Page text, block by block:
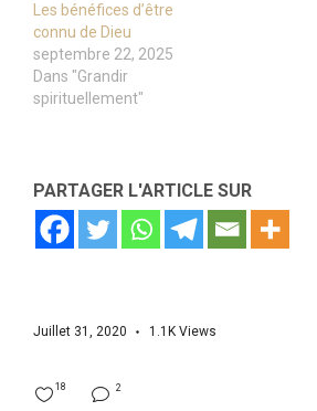
Les bénéfices d’être
connu de Dieu
septembre 22, 2025
Dans "Grandir
spirituellement"
PARTAGER L'ARTICLE SUR
Juillet 31, 2020 1.1K Views
2
18